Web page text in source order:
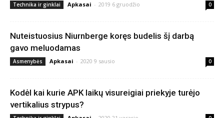
Technika ir ginklai Apkasai - 2019 6 gruodžio 0
Nuteistuosius Niurnberge koręs budelis šį darbą
gavo meluodamas
Asmenybės Apkasai - 2020 9 sausio 0
Kodėl kai kurie APK laikų visureigiai priekyje turėjo
vertikalius strypus?